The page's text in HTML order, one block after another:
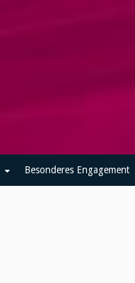
Besonderes Engagement